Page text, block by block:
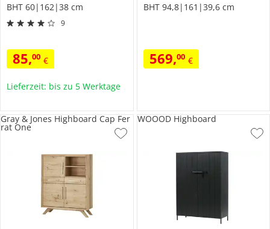
BHT 60|162|38 cm
9
85,00 €
Lieferzeit: bis zu 5 Werktage
BHT 94,8|161|39,6 cm
569,00 €
Gray & Jones Highboard Cap Fer
rat One
WOOOD Highboard